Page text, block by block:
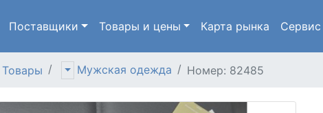
Поставщики Товары и цены Карта рынка Сервис
Товары Мужская одежда Номер: 82485